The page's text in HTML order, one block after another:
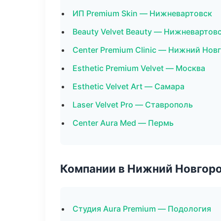
ИП Premium Skin — Нижневартовск
Beauty Velvet Beauty —
Center Premium Clinic — Нижний
Esthetic Premium Velvet — Москва
Esthetic Velvet Art — Самара
Laser Velvet Pro — Ставрополь
Center Aura Med — Пермь
Компании в Нижний
Студия Aura Premium — Подология